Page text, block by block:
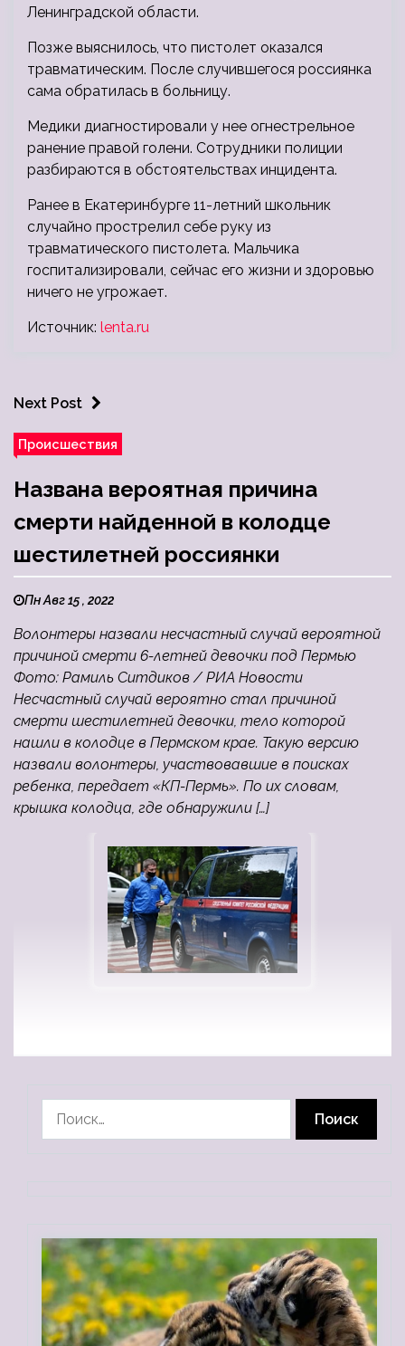
Ленинградской области.
Позже выяснилось, что пистолет оказался
травматическим. После случившегося россиянка
сама обратилась в больницу.
Медики диагностировали у нее огнестрельное
ранение правой голени. Сотрудники полиции
разбираются в обстоятельствах инцидента.
Ранее в Екатеринбурге 11-летний школьник
случайно прострелил себе руку из
травматического пистолета. Мальчика
госпитализировали, сейчас его жизни и здоровью
ничего не угрожает.
Источник: lenta.ru
Next Post
Происшествия
Названа вероятная причина
смерти найденной в колодце
шестилетней россиянки
Пн Авг 15 , 2022
Волонтеры назвали несчастный случай вероятной
причиной смерти 6-летней девочки под Пермью
Фото: Рамиль Ситдиков / РИА Новости
Несчастный случай вероятно стал причиной
смерти шестилетней девочки, тело которой
нашли в колодце в Пермском крае. Такую версию
назвали волонтеры, участвовавшие в поисках
ребенка, передает «КП-Пермь». По их словам,
крышка колодца, где обнаружили […]